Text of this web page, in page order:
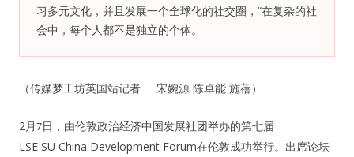
纪录片2 青年人不同活法
活动
往届
习多元文化，并且发展一个全球化的社交圈，“在复杂的社
会中，每个人都不是独立的个体。
（传媒梦工坊英国站记者 宋婉源 陈卓能 施蓓）
2月 7 日，由伦敦政治经济中国发展社团举办的第七届
LSE SU China Development Forum在伦敦成功举行。出席论坛